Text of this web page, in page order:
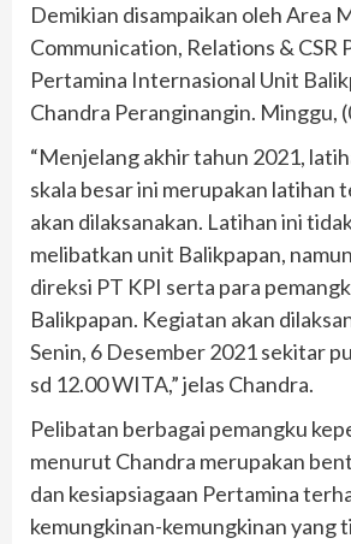
Demikian disampaikan oleh Area
Communication, Relations & CSR
Pertamina Internasional Unit
Chandra Peranginangin. Minggu,
“Menjelang akhir tahun 2021,
skala besar ini merupakan latihan
akan dilaksanakan. Latihan ini
melibatkan unit Balikpapan,
direksi PT KPI serta para
Balikpapan. Kegiatan akan
Senin, 6 Desember 2021 sekitar
sd 12.00 WITA,” jelas Chandra.
Pelibatan berbagai pemangku
menurut Chandra merupakan
dan kesiapsiagaan Pertamina
kemungkinan-kemungkinan yang